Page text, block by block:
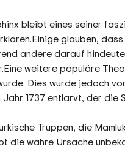
bleibt eines seiner
glauben,
andere darauf
weitere populäre
Dies wurde jedoch
1737 entlarvt, der die
Truppen, die
die wahre Ursache